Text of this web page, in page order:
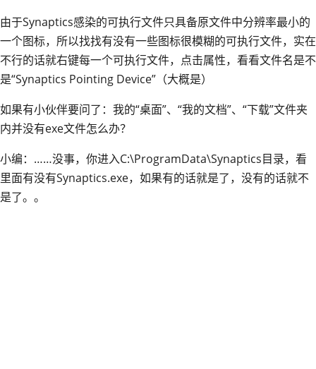
由于Synaptics感染的可执行文件只具备原文件中分辨率最小的
一个图标，所以找找有没有一些图标很模糊的可执行文件，实在
不行的话就右键每一个可执行文件，点击属性，看看文件名是不
是“Synaptics Pointing Device”（大概是）
如果有小伙伴要问了：我的“桌面”、“我的文档”、“下载”文件夹
内并没有exe文件怎么办？
小编：……没事，你进入C:\ProgramData\Synaptics目录，看
里面有没有Synaptics.exe，如果有的话就是了，没有的话就不
是了。。